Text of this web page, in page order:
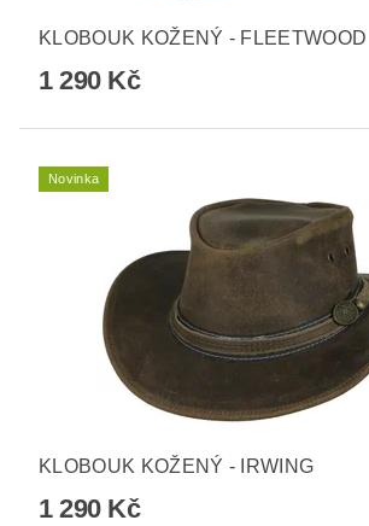
KLOBOUK KOŽENÝ - FLEETWOOD
1 290 Kč
Novinka
KLOBOUK KOŽENÝ - IRWING
1 290 Kč